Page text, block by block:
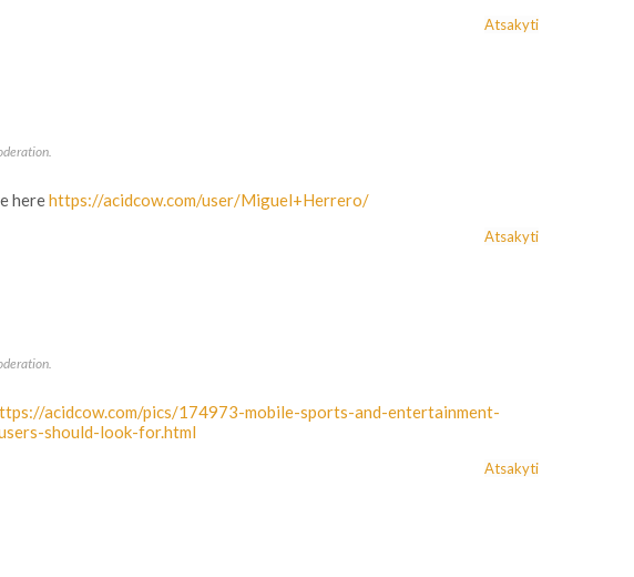
Atsakyti
herehttps://acidcow.com/user/Miguel+Herrero/
Atsakyti
acidcow.com/pics/174973-mobile-sports-and-entertainment-
should-look-for.html
Atsakyti